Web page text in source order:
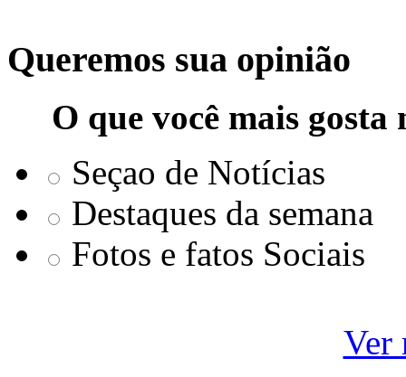
Queremos sua opinião
O que você mais
Seçao de Notícias
Destaques da semana
Fotos e fatos Sociais
Ver